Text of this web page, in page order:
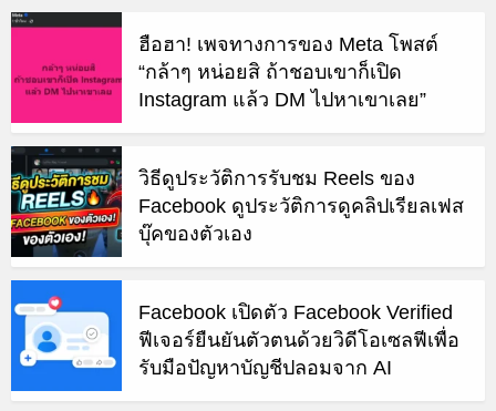
ฮือฮา! เพจทางการของ Meta โพสต์
“กล้าๆ หน่อยสิ ถ้าชอบเขาก็เปิด
Instagram แล้ว DM ไปหาเขาเลย”
วิธีดูประวัติการรับชม Reels ของ
Facebook ดูประวัติการดูคลิปเรียลเฟส
บุ๊คของตัวเอง
Facebook เปิดตัว Facebook Verified
ฟีเจอร์ยืนยันตัวตนด้วยวิดีโอเซลฟีเพื่อ
รับมือปัญหาบัญชีปลอมจาก AI